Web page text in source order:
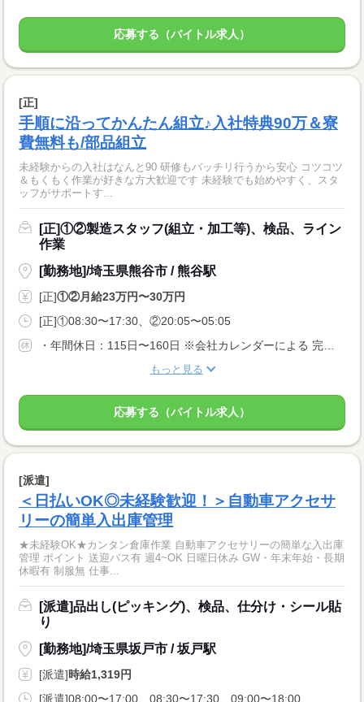
応募する（バイトル求人）
[正]
手順に沿ってかんたん組立♪入社特典90万＆寮
費無料も/部品組立
未経験からの入社はなんと90 研修もバッチリ行うから安心 コツコツ
＆もくもく作業が好きな方大歓迎です 未経験でも始めやすく、スタ
ッフがサポートす...
[正]①②製造スタッフ(組立・加工等)、検品、ライン
作業
[勤務地]/埼玉県熊谷市 / 熊谷駅
[正]①②月給23万円〜30万円
[正]①08:30〜17:30、②20:05〜05:05
・年間休日：115日〜160日 ※会社カレンダーによる 完全週休2日もしくは、 週休2日制（月8日以上） 曜日は勤務先による 配属先により土日休みもOK。 ぜひご相談ください。 ・長期休暇 ・有給休暇
もっと見る
応募する（バイトル求人）
[派遣]
＜日払いOK◎未経験歓迎！＞自動車アクセサ
リーの簡単入出庫管理
★未経験OK★カンタン倉庫作業 自動車アクセサリーの簡単な入出庫
管理 ポイント 送迎バス有 週4~OK 日曜日休み GW・年末年始・長期
休暇有 制服無 仕事...
[派遣]品出し(ピッキング)、検品、仕分け・シール貼
り
[勤務地]/埼玉県坂戸市 / 坂戸駅
[派遣]時給1,319円
[派遣]08:00〜17:00、08:30〜17:30、09:00〜18:00